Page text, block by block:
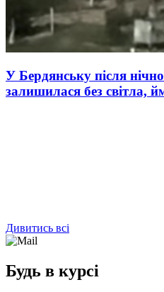
У Бердянську після
залишилася без світла,
Дивитись всі
Будь в курсі